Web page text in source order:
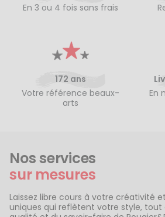
En 3 ou 4 fois sans frais
172 ans
Votre référence beaux-
arts
En
Nos services
sur mesures
Laissez libre cours à votre créativité
uniques qui reflètent votre style,